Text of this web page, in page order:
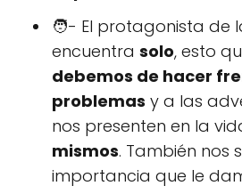
🧑- El protagonista de
encuentra solo, esto
debemos de hacer
problemas y a las
nos presenten en la
mismos. También nos
importancia que le